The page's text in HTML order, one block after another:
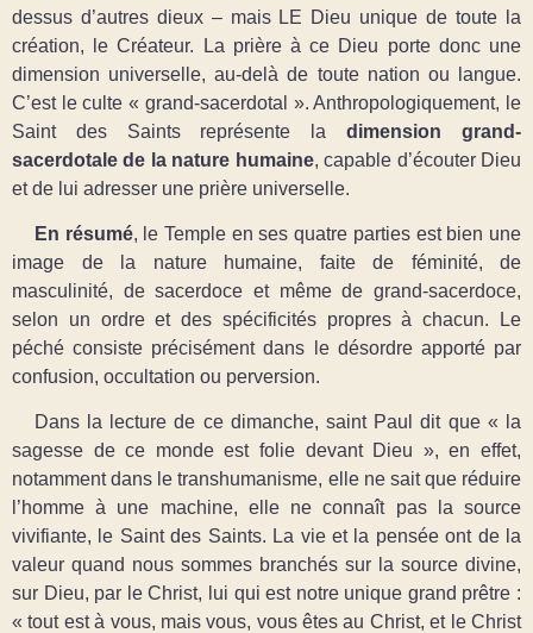
dessus d’autres dieux ‒ mais LE Dieu unique de toute la
création, le Créateur. La prière à ce Dieu porte donc une
dimension universelle, au-delà de toute nation ou langue.
C’est le culte « grand-sacerdotal ». Anthropologiquement, le
Saint des Saints représente la dimension grand-
sacerdotale de la nature humaine, capable d’écouter Dieu
et de lui adresser une prière universelle.
En résumé, le Temple en ses quatre parties est bien une
image de la nature humaine, faite de féminité, de
masculinité, de sacerdoce et même de grand-sacerdoce,
selon un ordre et des spécificités propres à chacun. Le
péché consiste précisément dans le désordre apporté par
confusion, occultation ou perversion.
Dans la lecture de ce dimanche, saint Paul dit que « la
sagesse de ce monde est folie devant Dieu », en effet,
notamment dans le transhumanisme, elle ne sait que réduire
l’homme à une machine, elle ne connaît pas la source
vivifiante, le Saint des Saints. La vie et la pensée ont de la
valeur quand nous sommes branchés sur la source divine,
sur Dieu, par le Christ, lui qui est notre unique grand prêtre :
« tout est à vous, mais vous, vous êtes au Christ, et le Christ